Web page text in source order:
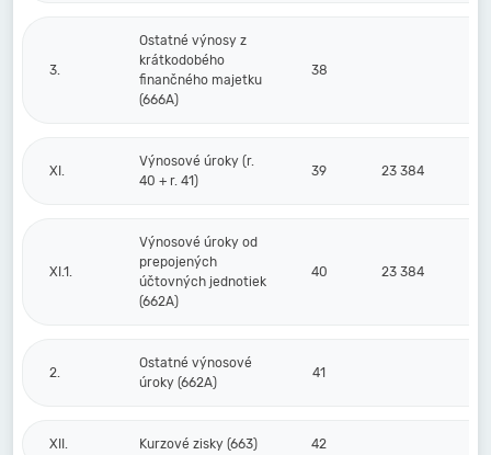
3.
Ostatné výnosy z
krátkodobého
finančného majetku
(666A)
38
XI.
Výnosové úroky (r.
40 + r. 41)
39 23 384
XI.1.
Výnosové úroky od
prepojených
účtovných jednotiek
(662A)
40 23 384
2.
Ostatné výnosové
úroky (662A)
41
XII. Kurzové zisky (663) 42